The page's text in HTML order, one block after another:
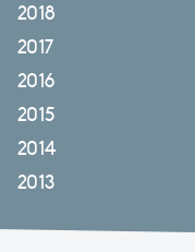
2018
2017
2016
2015
2014
2013